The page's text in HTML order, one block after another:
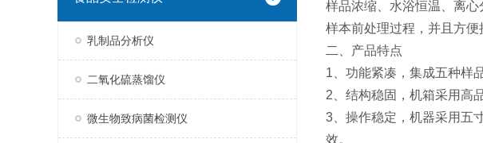
乳制品分析仪
二氧化硫蒸馏仪
微生物致病菌检测仪
样品浓缩、水浴恒温、离
样本前处理过程，并且方
二、产品特点
1、功能紧凑，集成五种样
2、结构稳固，机箱采用高
3、操作稳定，机器采用五
效。